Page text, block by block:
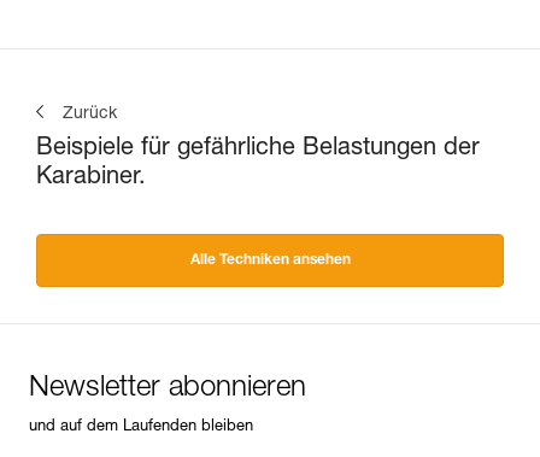
Zurück
Beispiele für gefährliche Belastungen der
Karabiner.
Alle Techniken ansehen
Newsletter abonnieren
und auf dem Laufenden bleiben